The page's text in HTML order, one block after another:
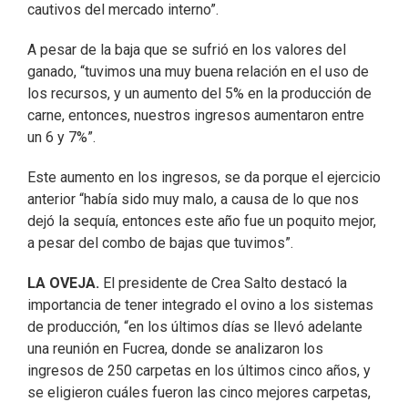
cautivos del mercado interno”.
A pesar de la baja que se sufrió en los valores del
ganado, “tuvimos una muy buena relación en el uso de
los recursos, y un aumento del 5% en la producción de
carne, entonces, nuestros ingresos aumentaron entre
un 6 y 7%”.
Este aumento en los ingresos, se da porque el ejercicio
anterior “había sido muy malo, a causa de lo que nos
dejó la sequía, entonces este año fue un poquito mejor,
a pesar del combo de bajas que tuvimos”.
LA OVEJA. El presidente de Crea Salto destacó la
importancia de tener integrado el ovino a los sistemas
de producción, “en los últimos días se llevó adelante
una reunión en Fucrea, donde se analizaron los
ingresos de 250 carpetas en los últimos cinco años, y
se eligieron cuáles fueron las cinco mejores carpetas,